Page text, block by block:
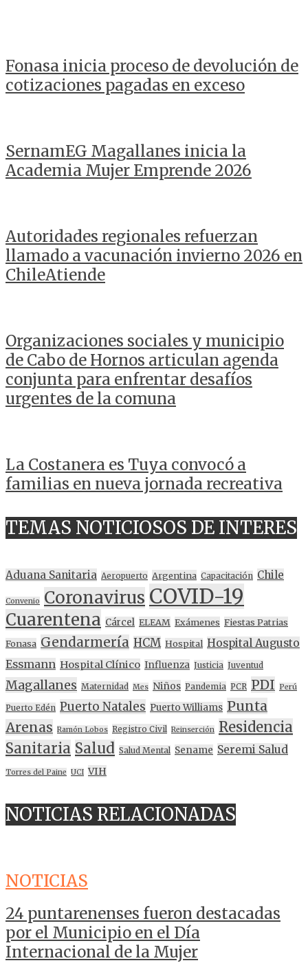
Fonasa inicia proceso de devolución de
cotizaciones pagadas en exceso
SernamEG Magallanes inicia la
Academia Mujer Emprende 2026
Autoridades regionales refuerzan
llamado a vacunación invierno 2026 en
ChileAtiende
Organizaciones sociales y municipio
de Cabo de Hornos articulan agenda
conjunta para enfrentar desafíos
urgentes de la comuna
La Costanera es Tuya convocó a
familias en nueva jornada recreativa
TEMAS NOTICIOSOS DE INTERES
Aduana Sanitaria Aeropuerto Argentina Capacitación Chile
Convenio Coronavirus COVID-19
Cuarentena Cárcel ELEAM Exámenes Fiestas Patrias
Fonasa Gendarmería HCM Hospital Hospital Augusto
Essmann Hospital Clínico Influenza Justicia Juventud
Magallanes Maternidad Mes Niños Pandemia PCR PDI Perú
Puerto Edén Puerto Natales Puerto Williams Punta
Arenas Ramón Lobos Registro Civil Reinserción Residencia
Sanitaria Salud Salud Mental Sename Seremi Salud
Torres del Paine UCI VIH
NOTICIAS RELACIONADAS
NOTICIAS
24 puntarenenses fueron destacadas
por el Municipio en el Día
Internacional de la Mujer